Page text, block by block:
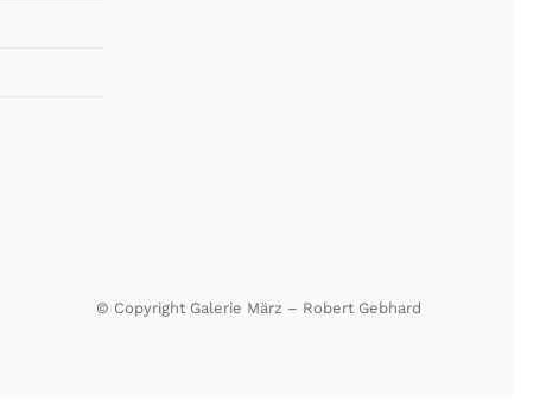
© Copyright Galerie März – Robert Gebhard